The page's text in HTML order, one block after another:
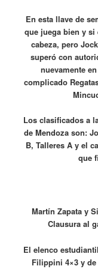
En esta llave de
que juega bien y
cabeza, pero
superó con
nuevamente
complicado
Los clasificados a
de Mendoza son:
B, Talleres A y el
que
Martín Zapata y
Clausura al
El elenco
Filippini 4×3 y